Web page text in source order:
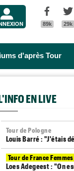
89k 29k
d'après Tour
EN LIVE
Tour de Pologne
Louis Barré : "J'étais
Tour de France Femmes
Loes Adegeest : "On